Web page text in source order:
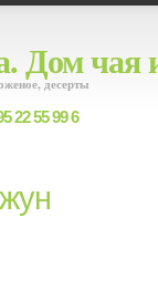
Дом чая
десерты
22 55 99 6